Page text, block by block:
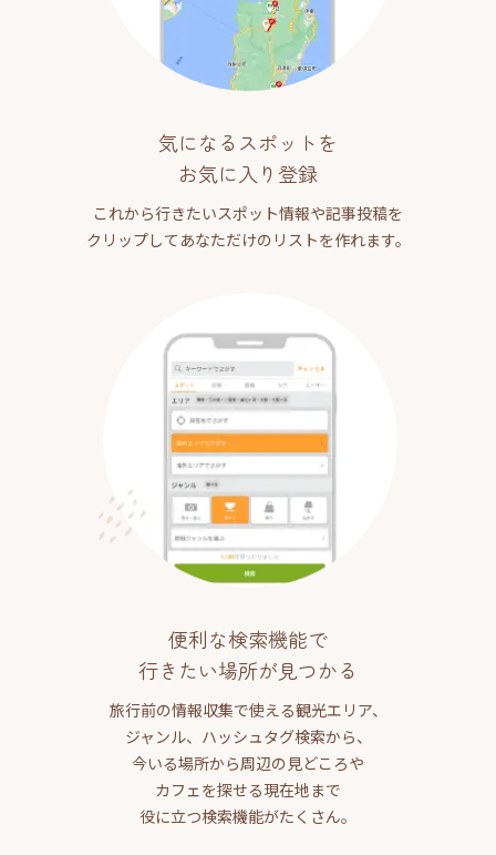
気になるスポットを
お気に入り登録
これから行きたいスポット情報や記事投稿を
クリップしてあなただけのリストを作れます。
便利な検索機能で
行きたい場所が見つかる
旅行前の情報収集で使える観光エリア、
ジャンル、ハッシュタグ検索から、
今いる場所から周辺の見どころや
カフェを探せる現在地まで
役に立つ検索機能がたくさん。